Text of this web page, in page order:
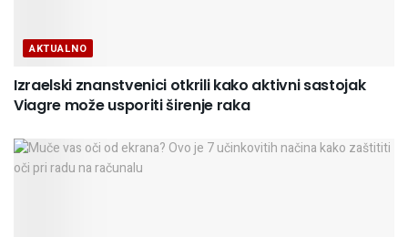
AKTUALNO
Izraelski znanstvenici otkrili kako aktivni sastojak
Viagre može usporiti širenje raka